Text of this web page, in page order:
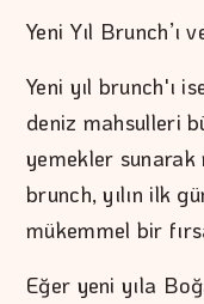
Yeni Yıl Brunch’ı
Yeni yıl brunch'ı
deniz mahsulleri
yemekler
brunch, yılın ilk
mükemmel bir
Eğer yeni yıla